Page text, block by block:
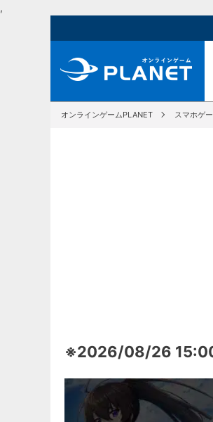
,
オンラインゲームPLANET スマホゲ
※2026/08/26